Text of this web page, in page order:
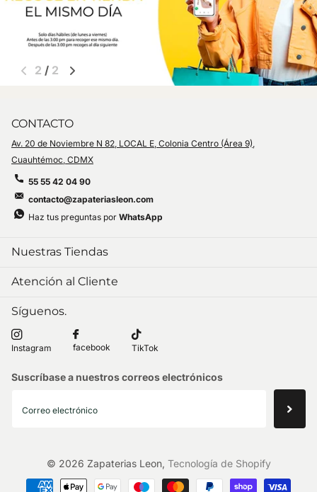
2 / 2
Nuestras Tiendas
Atención al Cliente
CONTACTO
Av. 20 de Noviembre N 82, LOCAL E, Colonia Centro (Área 9),
Cuauhtémoc, CDMX
55 55 42 04 90
contacto@zapateriasleon.com
Haz tus preguntas por WhatsApp
Síguenos.
Instagram facebook TikTok
Suscríbase a nuestros correos electrónicos
© 2026 Zapaterias Leon, Tecnología de Shopify